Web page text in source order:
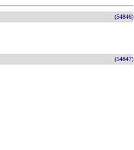
(54846)
(54847)